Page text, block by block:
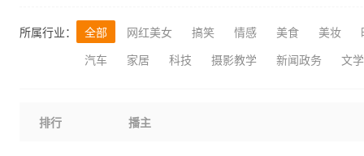
所属行业： 全部 网红美女 搞笑 情感 美食 美妆
汽车
家居 科技 摄影教学 新闻政务 文
排行 播主